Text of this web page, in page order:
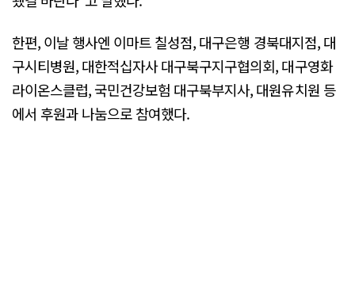
한편, 이날 행사엔 이마트 칠성점, 대구은행 경북대지점, 대
구시티병원, 대한적십자사 대구북구지구협의회, 대구영화
라이온스클럽, 국민건강보험 대구북부지사, 대원유치원 등
에서 후원과 나눔으로 참여했다.